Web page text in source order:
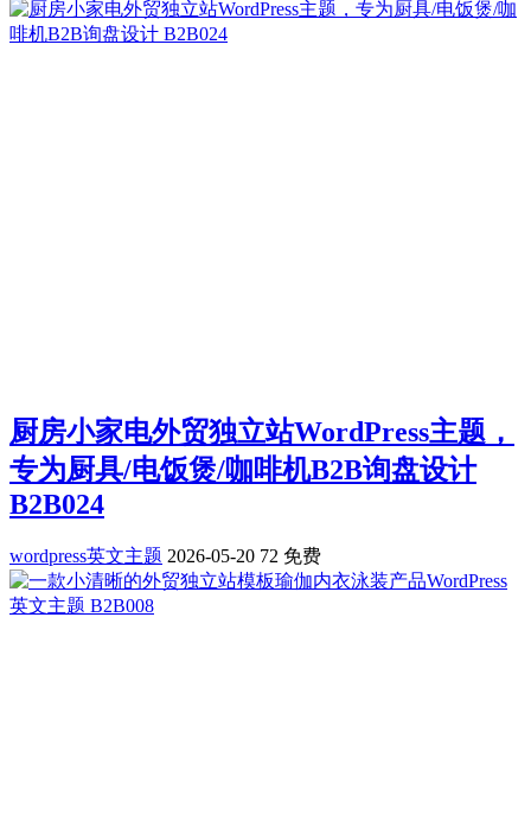
厨房小家电外贸独立站WordPress主题，
专为厨具/电饭煲/咖啡机B2B询盘设计
B2B024
wordpress英文主题 2026-05-20 72 免费